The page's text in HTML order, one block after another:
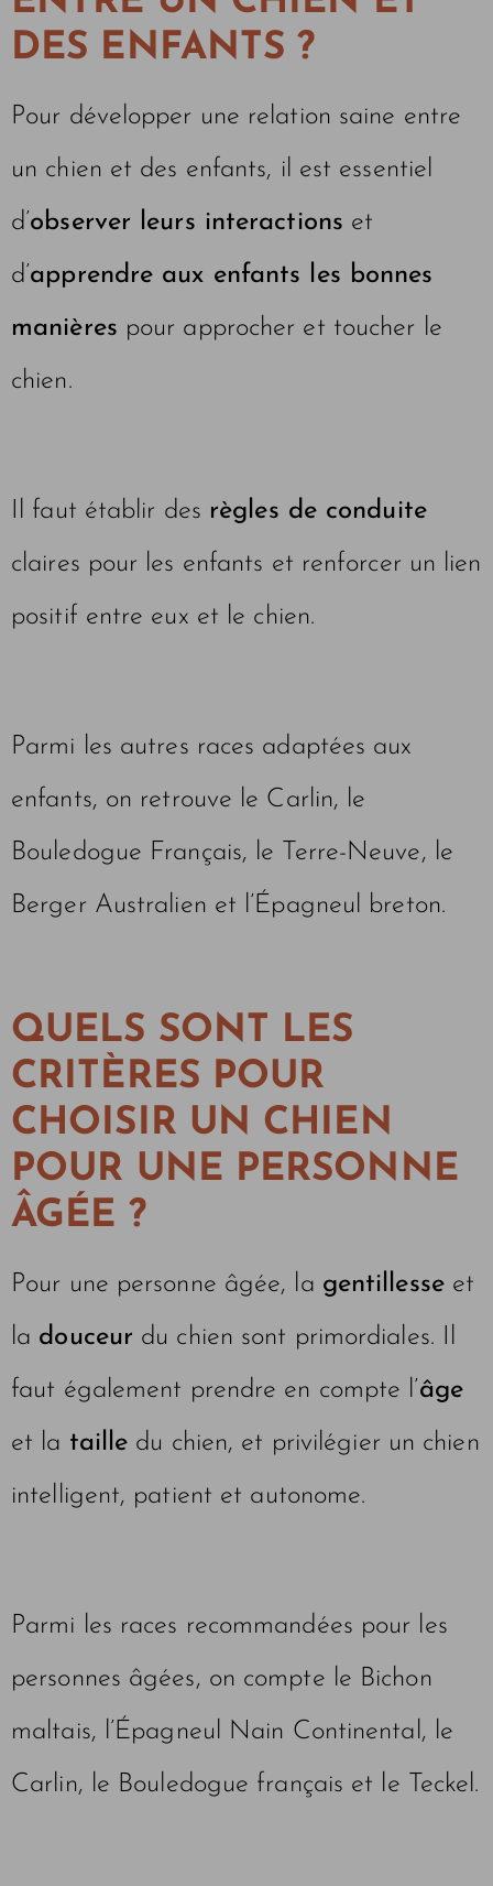
DES ENFANTS ?
Pour développer une relation saine entre
un chien et des enfants, il est essentiel
d’observer leurs interactions et
d’apprendre aux enfants les bonnes
manières pour approcher et toucher le
chien.
Il faut établir des règles de conduite
claires pour les enfants et renforcer un lien
positif entre eux et le chien.
Parmi les autres races adaptées aux
enfants, on retrouve le Carlin, le
Bouledogue Français, le Terre-Neuve, le
Berger Australien et l’Épagneul breton.
QUELS SONT LES
CRITÈRES POUR
CHOISIR UN CHIEN
POUR UNE PERSONNE
ÂGÉE ?
Pour une personne âgée, la gentillesseet
la douceur du chien sont primordiales. Il
faut également prendre en compte l’âge
et la taille du chien, et privilégier un chien
intelligent, patient et autonome.
Parmi les races recommandées pour les
personnes âgées, on compte le Bichon
maltais, l’Épagneul Nain Continental, le
Carlin, le Bouledogue français et le Teckel.